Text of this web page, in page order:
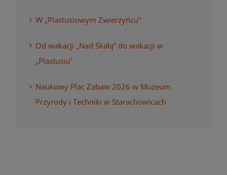
W „Plastusiowym Zwierzyńcu”
Od wakacji „Nad Skałą” do wakacji w
„Plastusiu”
Naukowy Plac Zabaw 2026 w Muzeum
Przyrody i Techniki w Starachowicach